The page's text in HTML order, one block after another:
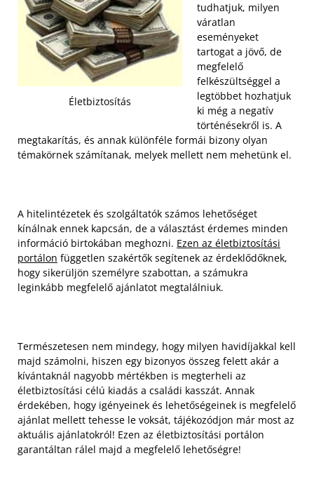
Életbiztosítás
tudhatjuk, milyen
váratlan
eseményeket
tartogat a jövő, de
megfelelő
felkészültséggel a
legtöbbet hozhatjuk
ki még a negatív
történésekről is. A
megtakarítás, és annak különféle formái bizony olyan
témakörnek számítanak, melyek mellett nem mehetünk el.
A hitelintézetek és szolgáltatók számos lehetőséget
kínálnak ennek kapcsán, de a választást érdemes minden
információ birtokában meghozni. Ezen az életbiztosítási
portálon független szakértők segítenek az érdeklődőknek,
hogy sikerüljön személyre szabottan, a számukra
leginkább megfelelő ajánlatot megtalálniuk.
Természetesen nem mindegy, hogy milyen havidíjakkal kell
majd számolni, hiszen egy bizonyos összeg felett akár a
kívántaknál nagyobb mértékben is megterheli az
életbiztosítási célú kiadás a családi kasszát. Annak
érdekében, hogy igényeinek és lehetőségeinek is megfelelő
ajánlat mellett tehesse le voksát, tájékozódjon már most az
aktuális ajánlatokról! Ezen az életbiztosítási portálon
garantáltan rálel majd a megfelelő lehetőségre!